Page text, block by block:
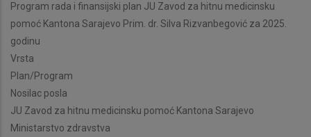
Program rada i finansijski plan JU Zavod za hitnu medicinsku
pomoć Kantona Sarajevo Prim. dr. Silva Rizvanbegović za 2025.
godinu
Vrsta
Plan/Program
Nosilac posla
JU Zavod za hitnu medicinsku pomoć Kantona Sarajevo
Ministarstvo zdravstva